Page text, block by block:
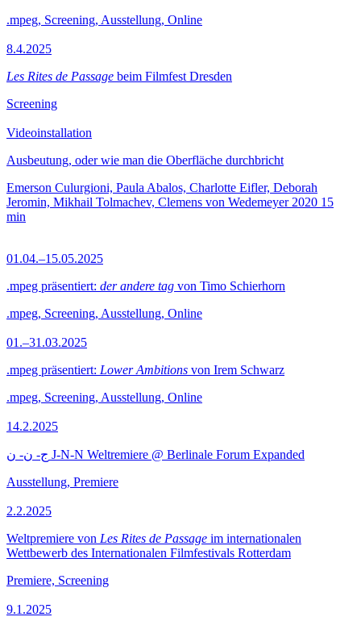
.mpeg, Screening, Ausstellung, Online
8.4.2025
Les Rites de Passage beim Filmfest Dresden
Screening
Videoinstallation
Ausbeutung, oder wie man die Oberfläche durchbricht
Emerson Culurgioni, Paula Abalos, Charlotte Eifler, Deborah
Jeromin, Mikhail Tolmachev, Clemens von Wedemeyer 2020 15
min
01.04.–15.05.2025
.mpeg präsentiert: der andere tag von Timo Schierhorn
.mpeg, Screening, Ausstellung, Online
01.–31.03.2025
.mpeg präsentiert: Lower Ambitions von Irem Schwarz
.mpeg, Screening, Ausstellung, Online
14.2.2025
ج- ن- ن J-N-N Weltremiere @ Berlinale Forum Expanded
Ausstellung, Premiere
2.2.2025
Weltpremiere von Les Rites de Passage im internationalen
Wettbewerb des Internationalen Filmfestivals Rotterdam
Premiere, Screening
9.1.2025